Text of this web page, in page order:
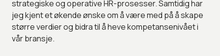
strategiske og operative HR-prosesser. Samtidig har
jeg kjent et økende ønske om å være med på å skape
større verdier og bidra til å heve kompetansenivået i
vår bransje.